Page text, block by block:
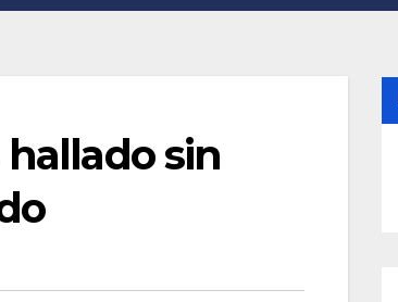
hallado sin